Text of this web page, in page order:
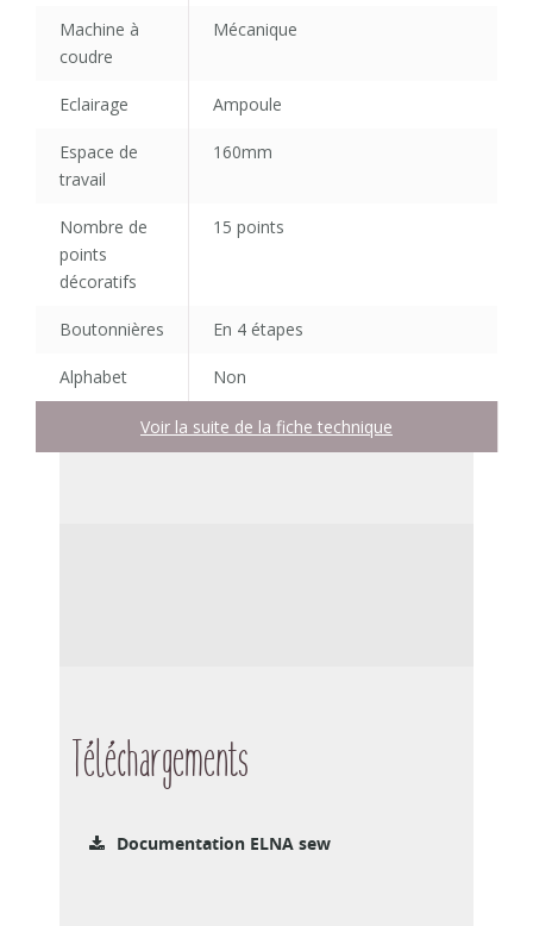
Machine à
coudre
Mécanique
Eclairage Ampoule
Espace de
travail
160mm
Nombre de
points
décoratifs
15 points
Boutonnières En 4 étapes
Alphabet Non
Voir la suite de la fiche technique
Téléchargements
Documentation ELNA sew